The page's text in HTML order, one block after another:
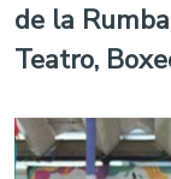
de la
Teatro,